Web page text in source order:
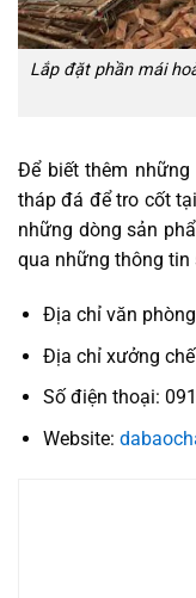
Lắp đặt phần mái
Để biết thêm
tháp đá để tro cốt
những dòng sản
qua những thông
Địa chỉ văn
Địa chỉ xưởng
Số điện thoại:
Website: